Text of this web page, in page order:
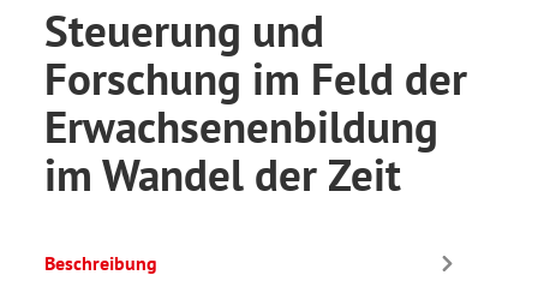
Steuerung und
Forschung im Feld der
Erwachsenenbildung
im Wandel der Zeit
Beschreibung